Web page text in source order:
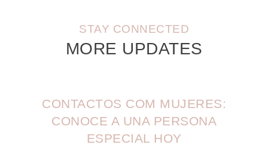
STAY CONNECTED
MORE UPDATES
CONTACTOS COM MUJERES:
CONOCE A UNA PERSONA
ESPECIAL HOY